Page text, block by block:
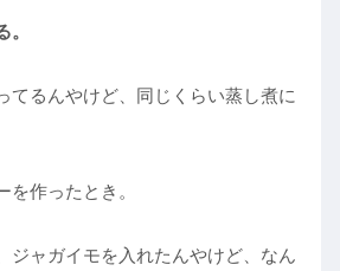
てるんやけど、同じくらい蒸し煮に
を作ったとき。
ジャガイモを入れたんやけど、なん